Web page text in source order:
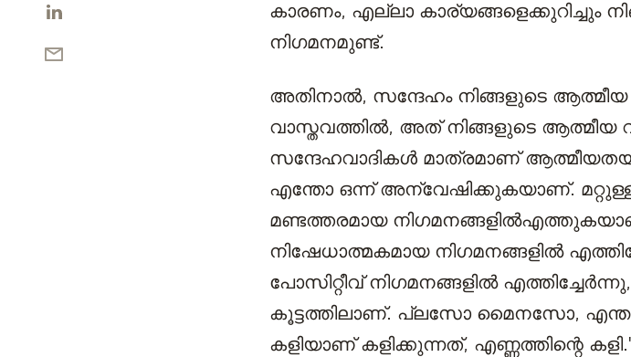
കാരണം, എല്ലാ കാര്യങ്ങളെക്കുറിച്ചും
നിഗമനമുണ്ട്.
അതിനാൽ, സന്ദേഹം നിങ്ങളുടെ ആത്മീയ
വാസ്തവത്തിൽ, അത് നിങ്ങളുടെ ആത്മീയ
സന്ദേഹവാദികൾ മാത്രമാണ്
എന്തോ ഒന്ന് അന്വേഷിക്കുകയാണ്.
മണ്ടത്തരമായ നിഗമനങ്ങളിൽ
നിഷേധാത്മകമായ നിഗമനങ്ങളിൽ
പോസിറ്റീവ് നിഗമനങ്ങളിൽ
കൂട്ടത്തിലാണ്. പ്ലസോ മൈനസോ,
കളിയാണ് കളിക്കുന്നത്, എണ്ണത്തിന്റെ